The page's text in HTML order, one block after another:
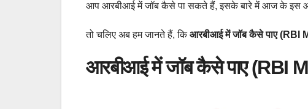
आप आरबीआई में जॉब कैसे पा सकते हैं, इसके बारे में आज के इस
तो चलिए अब हम जानते हैं, किआरबीआई में जॉब कैसे पाए (RBI
आरबीआई में जॉब कैसे पाए (RBI